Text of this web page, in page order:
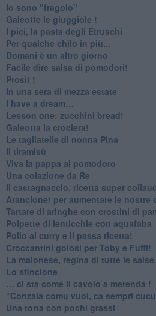
Io sono "fragolo"
Galeotte le giuggiole !
I pici, la pasta degli Etruschi
Per qualche chilo in più...
Domani è un altro giorno
​Facile dire salsa di pomodori!
Prosit !
​In una sera di mezza estate
I have a dream…
​Lesson one: zucchini bread!
Galeotta la crociera!
Le tagliatelle di nonna Pina
Il tiramisù
Viva la pappa al pomodoro
Una colazione da Re
Il castagnaccio, ricetta super
​Arancione! per aumentare le nostre
Tartare di aringhe con crostini di
Polpette di lenticchie con aquafaba
​Pollo al curry e il passa ricetta!
Croccantini golosi per Toby e Fuffi!
La maionese, regina di tutte le salse
Lo sfincione
​… ci sta come il cavolo a merenda !
“Conzala comu vuoi, ca sempri
​Una torta con pochi grassi